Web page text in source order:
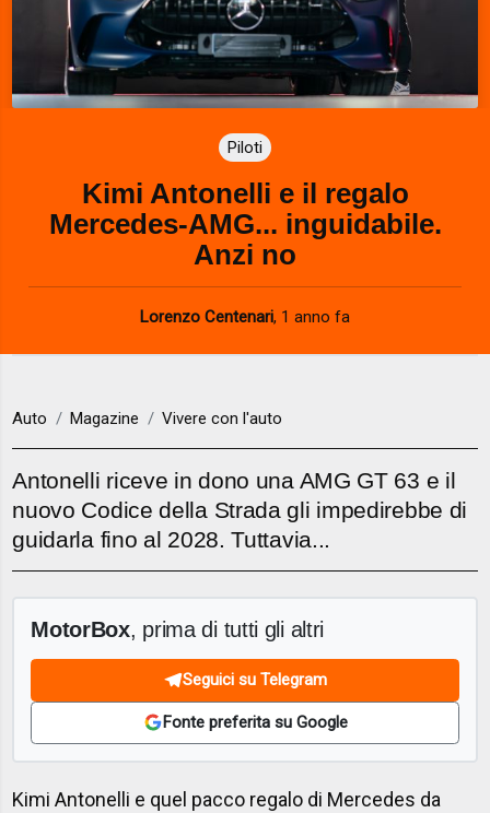
Piloti
Kimi Antonelli e il regalo
Mercedes-AMG... inguidabile.
Anzi no
Lorenzo Centenari, 1 anno fa
Auto Magazine Vivere con l'auto
Antonelli riceve in dono una AMG GT 63 e il
nuovo Codice della Strada gli impedirebbe di
guidarla fino al 2028. Tuttavia...
MotorBox, prima di tutti gli altri
Seguici su Telegram
Fonte preferita su Google
Kimi Antonelli e quel pacco regalo di Mercedes da